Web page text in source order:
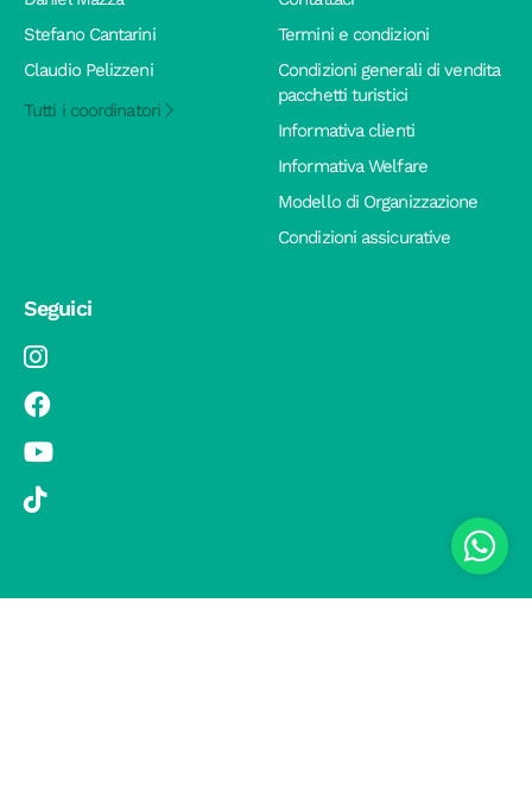
Stefano Cantarini
Claudio Pelizzeni
Tutti i coordinatori
Termini e condizioni
Condizioni generali di vendita
pacchetti turistici
Informativa clienti
Informativa Welfare
Modello di Organizzazione
Condizioni assicurative
Seguici